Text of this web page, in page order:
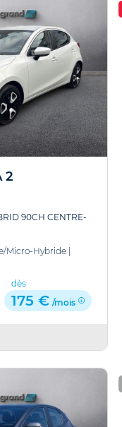
2
90CH CENTRE-
Micro-Hybride
dès
175 € /mois